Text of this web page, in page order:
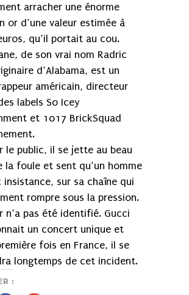
arracher une énorme
or d’une valeur estimée à
qu’il portait au cou.
de son vrai nom Radric
d’Alabama, est un
américain, directeur
labels So Icey
et 1017 BrickSquad
le public, il se jette au beau
la foule et sent qu’un homme
insistance, sur sa chaîne qui
rompre sous la pression.
n’a pas été identifié. Gucci
un concert unique et
fois en France, il se
longtemps de cet incident.
: